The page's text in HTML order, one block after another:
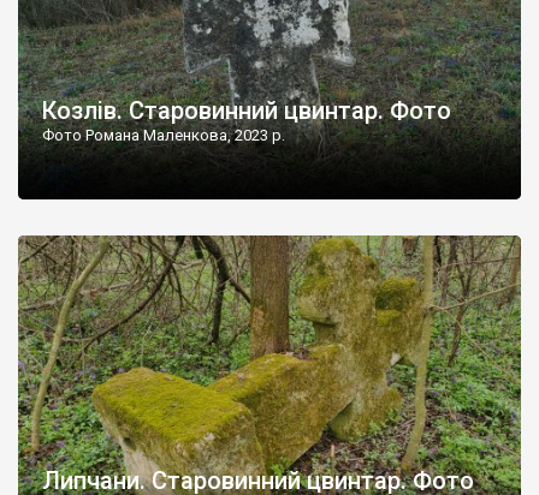
Козлів. Старовинний цвинтар. Фото
Фото Романа Маленкова, 2023 р.
Липчани. Старовинний цвинтар. Фото